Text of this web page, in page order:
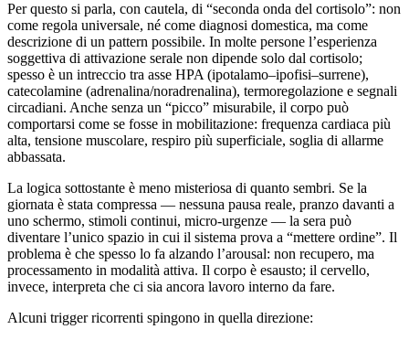
Per questo si parla, con cautela, di “seconda onda del cortisolo”: non
come regola universale, né come diagnosi domestica, ma come
descrizione di un pattern possibile. In molte persone l’esperienza
soggettiva di attivazione serale non dipende solo dal cortisolo;
spesso è un intreccio tra asse HPA (ipotalamo–ipofisi–surrene),
catecolamine (adrenalina/noradrenalina), termoregolazione e segnali
circadiani. Anche senza un “picco” misurabile, il corpo può
comportarsi come se fosse in mobilitazione: frequenza cardiaca più
alta, tensione muscolare, respiro più superficiale, soglia di allarme
abbassata.
La logica sottostante è meno misteriosa di quanto sembri. Se la
giornata è stata compressa — nessuna pausa reale, pranzo davanti a
uno schermo, stimoli continui, micro-urgenze — la sera può
diventare l’unico spazio in cui il sistema prova a “mettere ordine”. Il
problema è che spesso lo fa alzando l’arousal: non recupero, ma
processamento in modalità attiva. Il corpo è esausto; il cervello,
invece, interpreta che ci sia ancora lavoro interno da fare.
Alcuni trigger ricorrenti spingono in quella direzione: